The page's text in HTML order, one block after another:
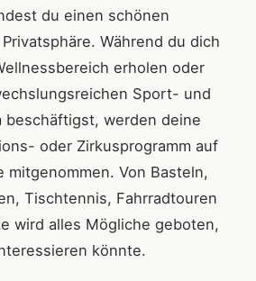
du einen schönen
Während du dich
erholen oder
Sport- und
beschäftigst, werden deine
oder Zirkusprogramm auf
mitgenommen. Von Basteln,
Tischtennis, Fahrradtouren
wird alles Mögliche geboten,
könnte.